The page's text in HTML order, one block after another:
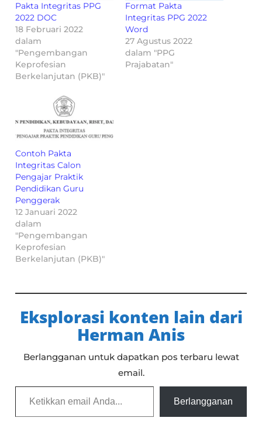
Pakta Integritas PPG
2022 DOC
18 Februari 2022
dalam
"Pengembangan
Keprofesian
Berkelanjutan (PKB)"
Format Pakta
Integritas PPG 2022
Word
27 Agustus 2022
dalam "PPG
Prajabatan"
Contoh Pakta
Integritas Calon
Pengajar Praktik
Pendidikan Guru
Penggerak
12 Januari 2022
dalam
"Pengembangan
Keprofesian
Berkelanjutan (PKB)"
Eksplorasi konten lain dari
Herman Anis
Berlangganan untuk dapatkan pos terbaru lewat
email.
Ketikkan email Anda...
Berlangganan